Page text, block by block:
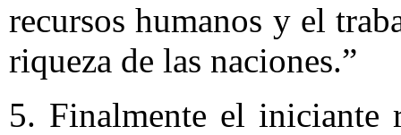
recursos humanos y el
riqueza de las naciones.”
5. Finalmente el iniciante